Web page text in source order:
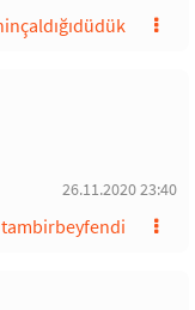
26.11.2020 23:40
tambirbeyfendi